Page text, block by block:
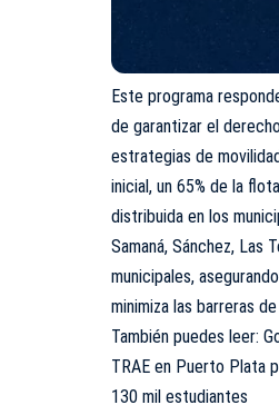
Este programa
de garantizar el
estrategias de
inicial, un 65% de la
distribuida en los
Samaná, Sánchez, Las
municipales,
minimiza las barreras
También puedes leer:
TRAE en Puerto Plata
130 mil estudiantes